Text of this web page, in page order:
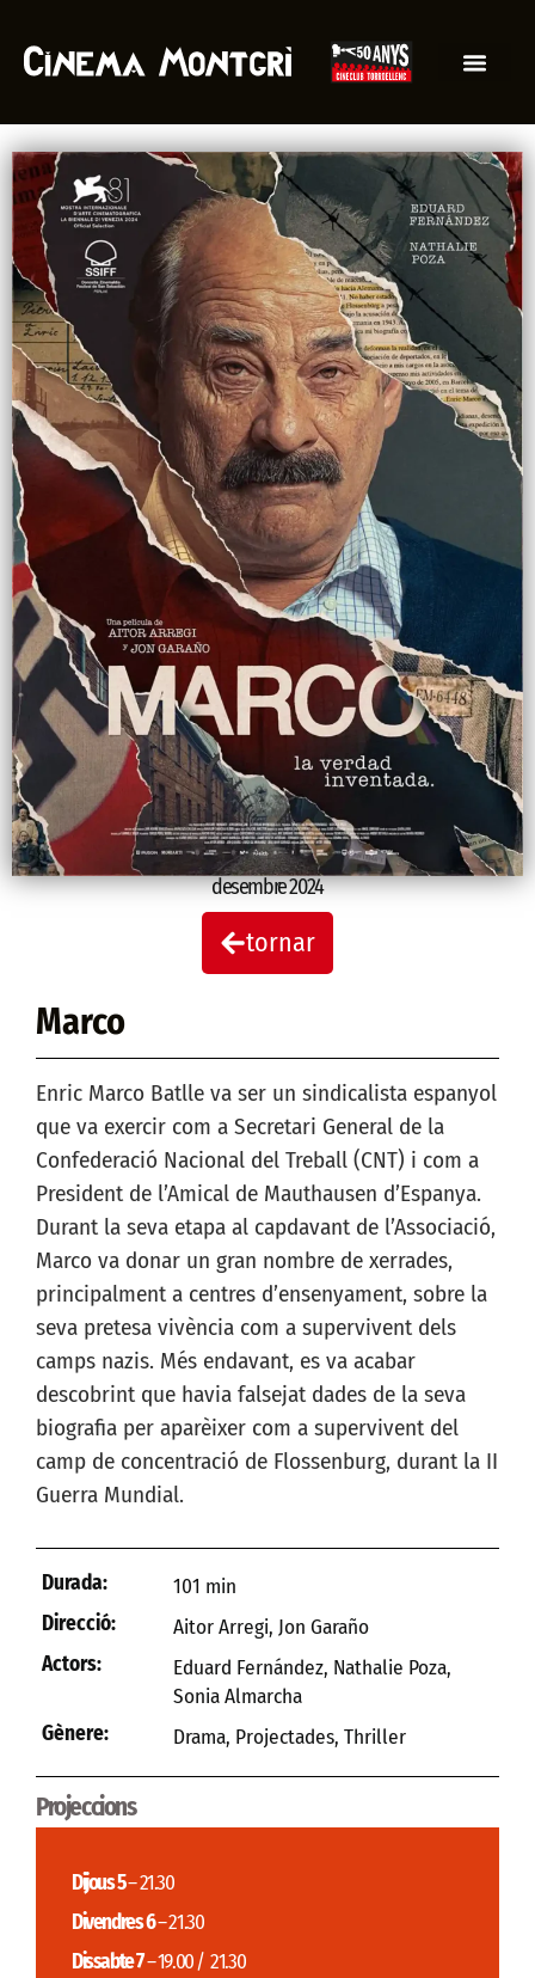
desembre 2024
tornar
Marco
Enric Marco Batlle va ser un sindicalista espanyol
que va exercir com a Secretari General de la
Confederació Nacional del Treball (CNT) i com a
President de l’Amical de Mauthausen d’Espanya.
Durant la seva etapa al capdavant de l’Associació,
Marco va donar un gran nombre de xerrades,
principalment a centres d’ensenyament, sobre la
seva pretesa vivència com a supervivent dels
camps nazis. Més endavant, es va acabar
descobrint que havia falsejat dades de la seva
biografia per aparèixer com a supervivent del
camp de concentració de Flossenburg, durant la II
Guerra Mundial.
Durada:
101 min
Direcció:
Aitor Arregi, Jon Garaño
Actors:
Eduard Fernández, Nathalie Poza,
Sonia Almarcha
Gènere:
Drama, Projectades, Thriller
Projeccions
Dijous 5– 21.30
Divendres 6– 21.30
Dissabte 7– 19.00 / 21.30